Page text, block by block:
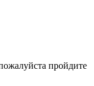
пройдите